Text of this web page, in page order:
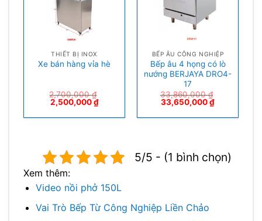
THIẾT BỊ INOX
Xe bán hàng vỉa hè
2,700,000₫
2,500,000₫
BẾP ÂU CÔNG NGHIỆP
Bếp âu 4 họng có lò
nướng BERJAYA DRO4-
17
33,860,000₫
33,650,000₫
5/5 - (1 bình chọn)
Xem thêm:
Video nồi phở 150L
Vai Trò Bếp Từ Công Nghiệp Liền Chảo